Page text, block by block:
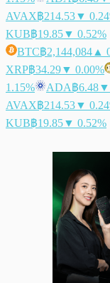
AVAX฿214.53▼
KUB฿19.85▼ 0.52%
BTC฿2,144,084 ▲
XRP฿34.29▼ 0.00%
1.15%
ADA฿6.48▼
AVAX฿214.53▼
KUB฿19.85▼ 0.52%